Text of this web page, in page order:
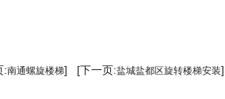
:南通螺旋楼梯] [下一页:盐城盐都区旋转楼梯安装]